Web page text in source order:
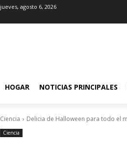
jueves, agosto 6, 2026
HOGAR NOTICIAS PRINCIPALES
Ciencia Delicia de Halloween para todo el
Ciencia